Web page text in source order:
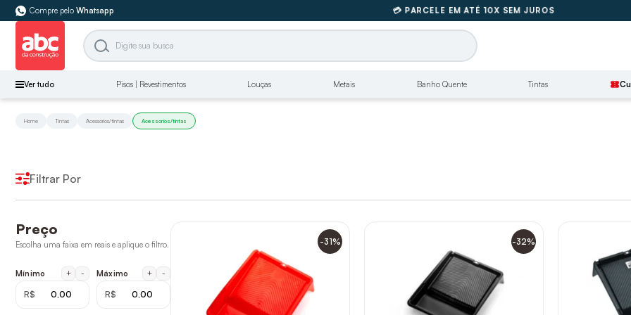
Compre pelo Whatsapp FRETE GRÁTIS SUL E SUDESTE
💳 PARCELE EM ATÉ 10X SEM JUROS
FRETE GRÁTIS SUL E SUDESTE
🚚
Ver tudo Pisos | Revestimentos Louças Metais Banho Quente Tintas confirmation_number
Home Tintas Acessórios/tintas Acessorios/tintas
Filtrar Por
Preço
Escolha uma faixa em reais e aplique o filtro.
Mínimo + -
R$
Máximo + -
R$
-31% -32%